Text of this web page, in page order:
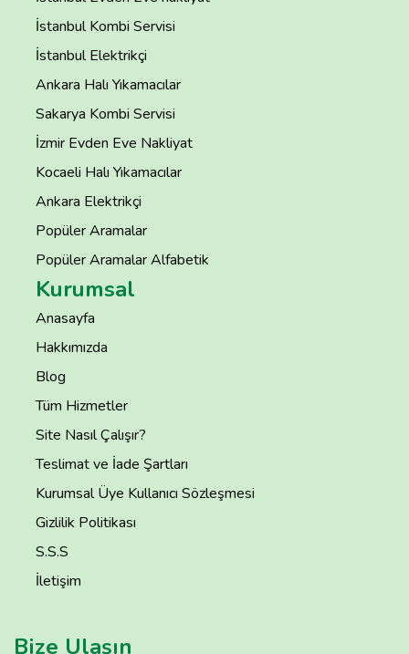
İstanbul Kombi Servisi
İstanbul Elektrikçi
Ankara Halı Yıkamacılar
Sakarya Kombi Servisi
İzmir Evden Eve Nakliyat
Kocaeli Halı Yıkamacılar
Ankara Elektrikçi
Popüler Aramalar
Popüler Aramalar Alfabetik
Kurumsal
Anasayfa
Hakkımızda
Blog
Tüm Hizmetler
Site Nasıl Çalışır?
Teslimat ve İade Şartları
Kurumsal Üye Kullanıcı Sözleşmesi
Gizlilik Politikası
S.S.S
İletişim
Bize Ulaşın